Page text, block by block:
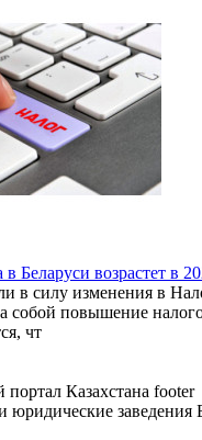
в Беларуси возрастет в
в силу изменения в
собой повышение
чт
юридические заведения